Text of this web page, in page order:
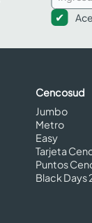
Cencosud
Jumbo
Metro
Easy
Tarjeta
Puntos
Black Days